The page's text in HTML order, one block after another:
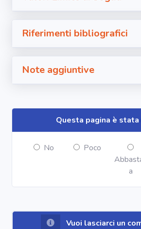
Riferimenti bibliografici
Note aggiuntive
Questa pagina è
No
Poco
a
Vuoi lasciarci un